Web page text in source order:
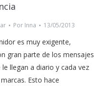
Por Inna 13/05/2013
es muy exigente,
gran parte de los mensajes
llegan a diario y cada vez
Esto hace